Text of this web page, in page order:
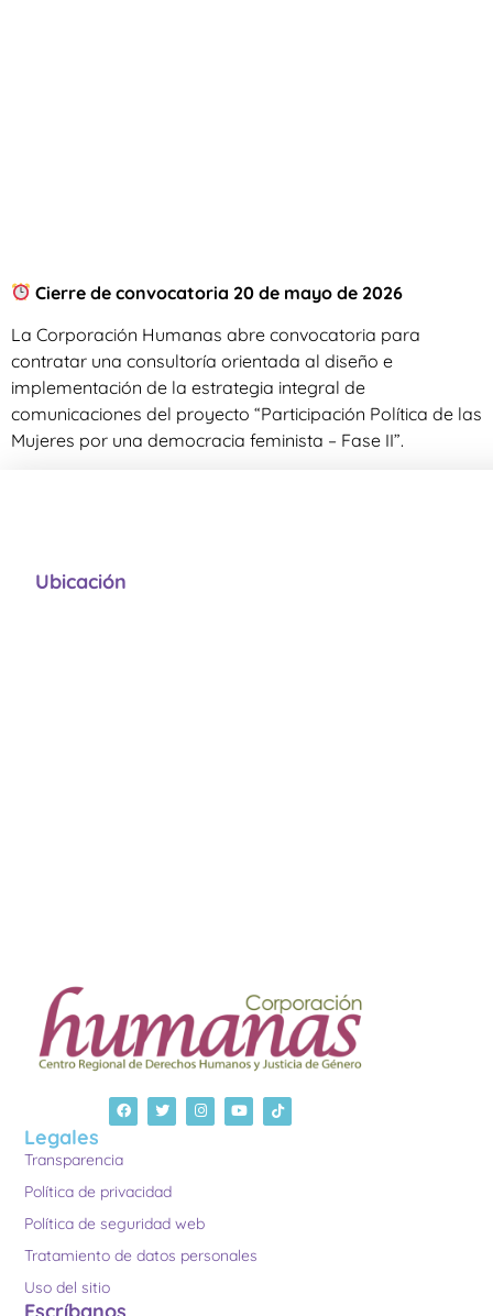
Cierre de convocatoria 20 de mayo de 2026
La Corporación Humanas abre convocatoria para
contratar una consultoría orientada al diseño e
implementación de la estrategia integral de
comunicaciones del proyecto “Participación Política de las
Mujeres por una democracia feminista – Fase II”.
Legales
Transparencia
Política de privacidad
Política de seguridad web
Tratamiento de datos personales
Uso del sitio
Escríbanos
Ubicación